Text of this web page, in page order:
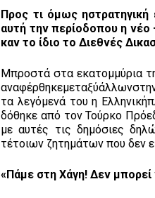
Προς τι όμως ηστρατηγική
αυτή την περίοδοπου η νέο
καν το ίδιο το Διεθνές
Μπροστά στα εκατομμύρια
τα λεγόμενά του η
δόθηκε από τον Τούρκο
με αυτές τις δημόσιες
τέτοιων ζητημάτων που δεν
«Πάμε στη Χάγη! Δεν